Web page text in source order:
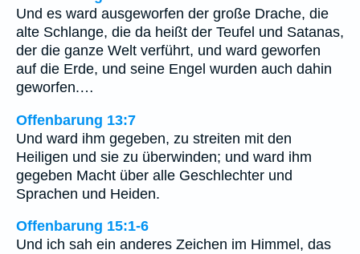
Und es ward ausgeworfen der große Drache, die
alte Schlange, die da heißt der Teufel und Satanas,
der die ganze Welt verführt, und ward geworfen
auf die Erde, und seine Engel wurden auch dahin
geworfen.…
Offenbarung 13:7
Und ward ihm gegeben, zu streiten mit den
Heiligen und sie zu überwinden; und ward ihm
gegeben Macht über alle Geschlechter und
Sprachen und Heiden.
Offenbarung 15:1-6
Und ich sah ein anderes Zeichen im Himmel, das